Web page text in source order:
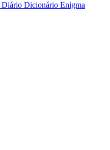
Diário Dicionário Enigma